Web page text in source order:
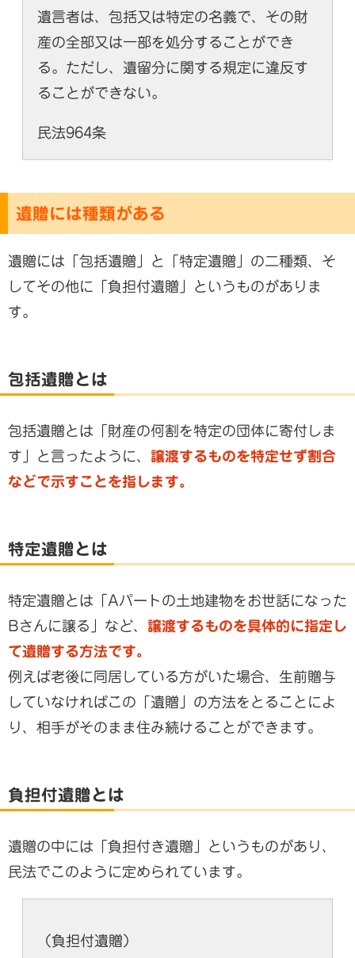
遺言者は、包括又は特定の名義で、その財
産の全部又は一部を処分することができ
る。ただし、遺留分に関する規定に違反す
ることができない。
民法964条
遺贈には種類がある
遺贈には「包括遺贈」と「特定遺贈」の二種類、そ
してその他に「負担付遺贈」というものがありま
す。
包括遺贈とは
包括遺贈とは「財産の何割を特定の団体に寄付しま
す」と言ったように、 譲渡するものを特定せず割合
などで示すことを指します。
特定遺贈とは
特定遺贈とは「Aパートの土地建物をお世話になった
Bさんに譲る」など、 譲渡するものを具体的に指定し
て遺贈する方法です。
例えば老後に同居している方がいた場合、生前贈与
していなければこの「遺贈」の方法をとることによ
り、相手がそのまま住み続けることができます。
負担付遺贈とは
遺贈の中には「負担付き遺贈」というものがあり、
民法でこのように定められています。
（負担付遺贈）